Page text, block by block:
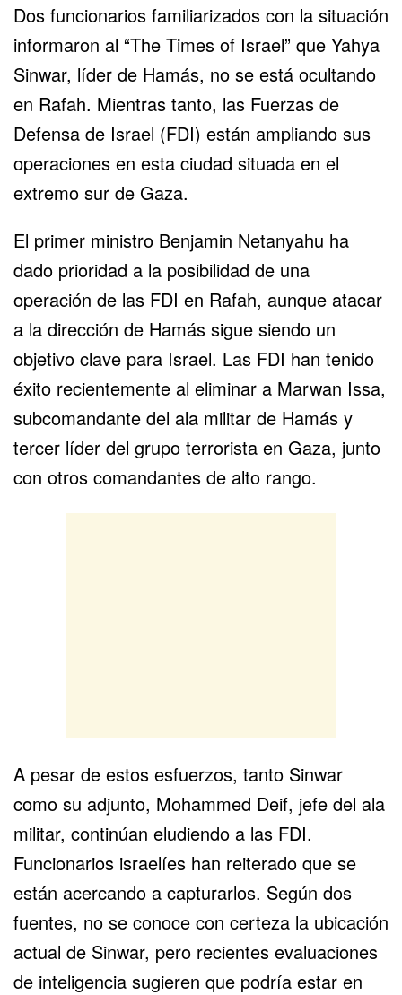
Dos funcionarios familiarizados con la situación
informaron al “The Times of Israel” que Yahya
Sinwar, líder de Hamás, no se está ocultando
en Rafah. Mientras tanto, las Fuerzas de
Defensa de Israel (FDI) están ampliando sus
operaciones en esta ciudad situada en el
extremo sur de Gaza.
El primer ministro Benjamin Netanyahu ha
dado prioridad a la posibilidad de una
operación de las FDI en Rafah, aunque atacar
a la dirección de Hamás sigue siendo un
objetivo clave para Israel. Las FDI han tenido
éxito recientemente al eliminar a Marwan Issa,
subcomandante del ala militar de Hamás y
tercer líder del grupo terrorista en Gaza, junto
con otros comandantes de alto rango.
A pesar de estos esfuerzos, tanto Sinwar
como su adjunto, Mohammed Deif, jefe del ala
militar, continúan eludiendo a las FDI.
Funcionarios israelíes han reiterado que se
están acercando a capturarlos. Según dos
fuentes, no se conoce con certeza la ubicación
actual de Sinwar, pero recientes evaluaciones
de inteligencia sugieren que podría estar en